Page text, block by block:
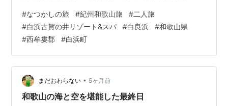
は ❼ 回ほど掲載してきました。 その後、日高郡由良町の
「道の駅白崎海洋公園」や、美浜町の「煙樹海岸」をア
ップしてきました。今回は、西牟婁郡（にしむろぐん）
白浜町にある「白浜古賀の井リゾート＆スパ」で、朝の
まだ暗いなかを浴場に向かった様子と、チェックアウト
して「白良浜（しららはま）」へ行き、パ…
#なつかしの旅 #紀州和歌山旅 #二人旅
#白浜古賀の井リゾート&スパ #白良浜 #和歌山県
#西牟婁郡 #白浜町
まだおわらない • 5ヶ月前
和歌山の海と空を堪能した最終日